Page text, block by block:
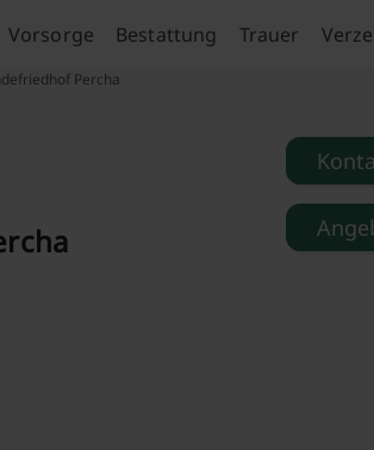
Vorsorge Bestattung Trauer
Percha